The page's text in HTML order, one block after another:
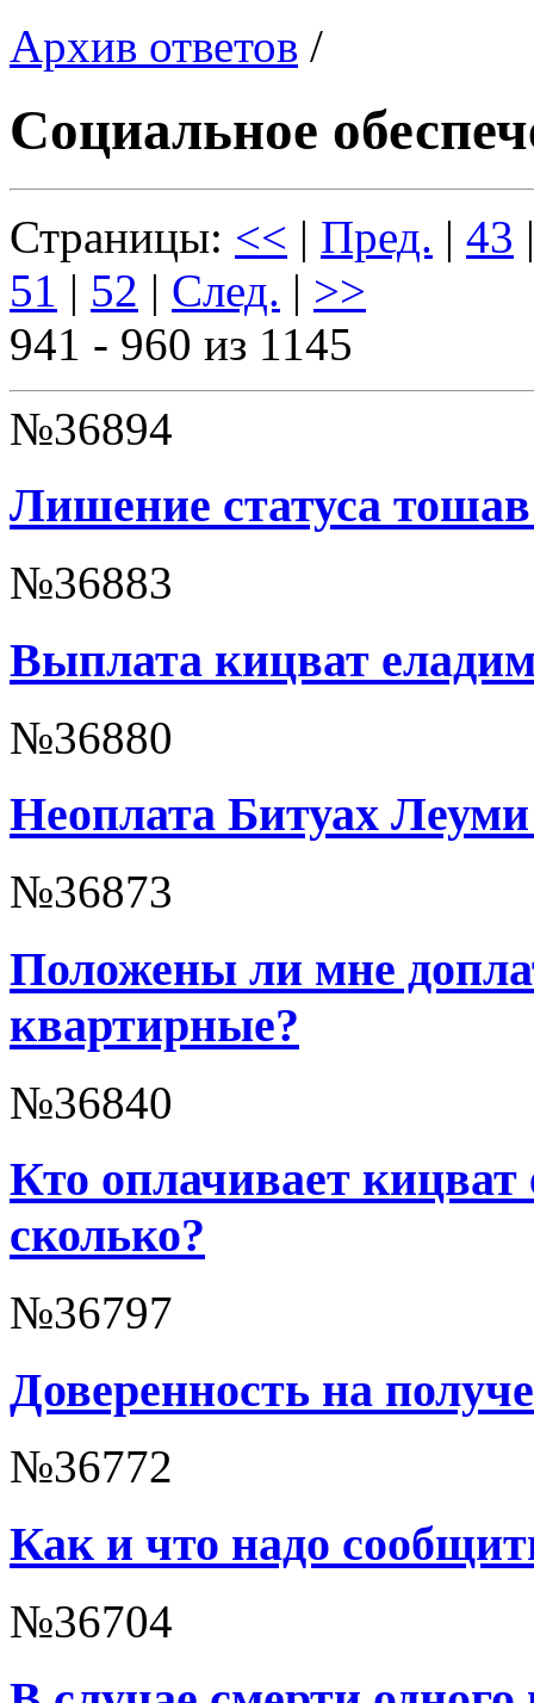
Архив ответов /
Социальное
Страницы: << | Пред. | 43
51 | 52 | След. | >>
941 - 960 из 1145
№36894
Лишение статуса
№36883
Выплата кицват
№36880
Неоплата Битуах
№36873
Положены ли мне
квартирные?
№36840
Кто оплачивает
сколько?
№36797
Доверенность на
№36772
Как и что надо
№36704